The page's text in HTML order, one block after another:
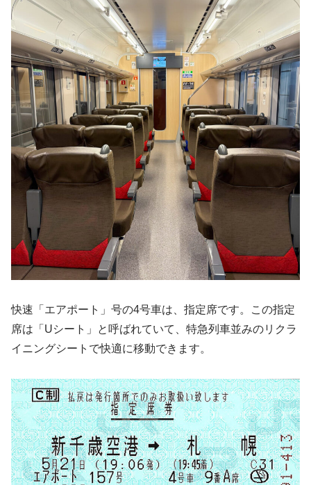
快速「エアポート」号の4号車は、指定席です。この指定
席は「Uシート」と呼ばれていて、特急列車並みのリクラ
イニングシートで快適に移動できます。